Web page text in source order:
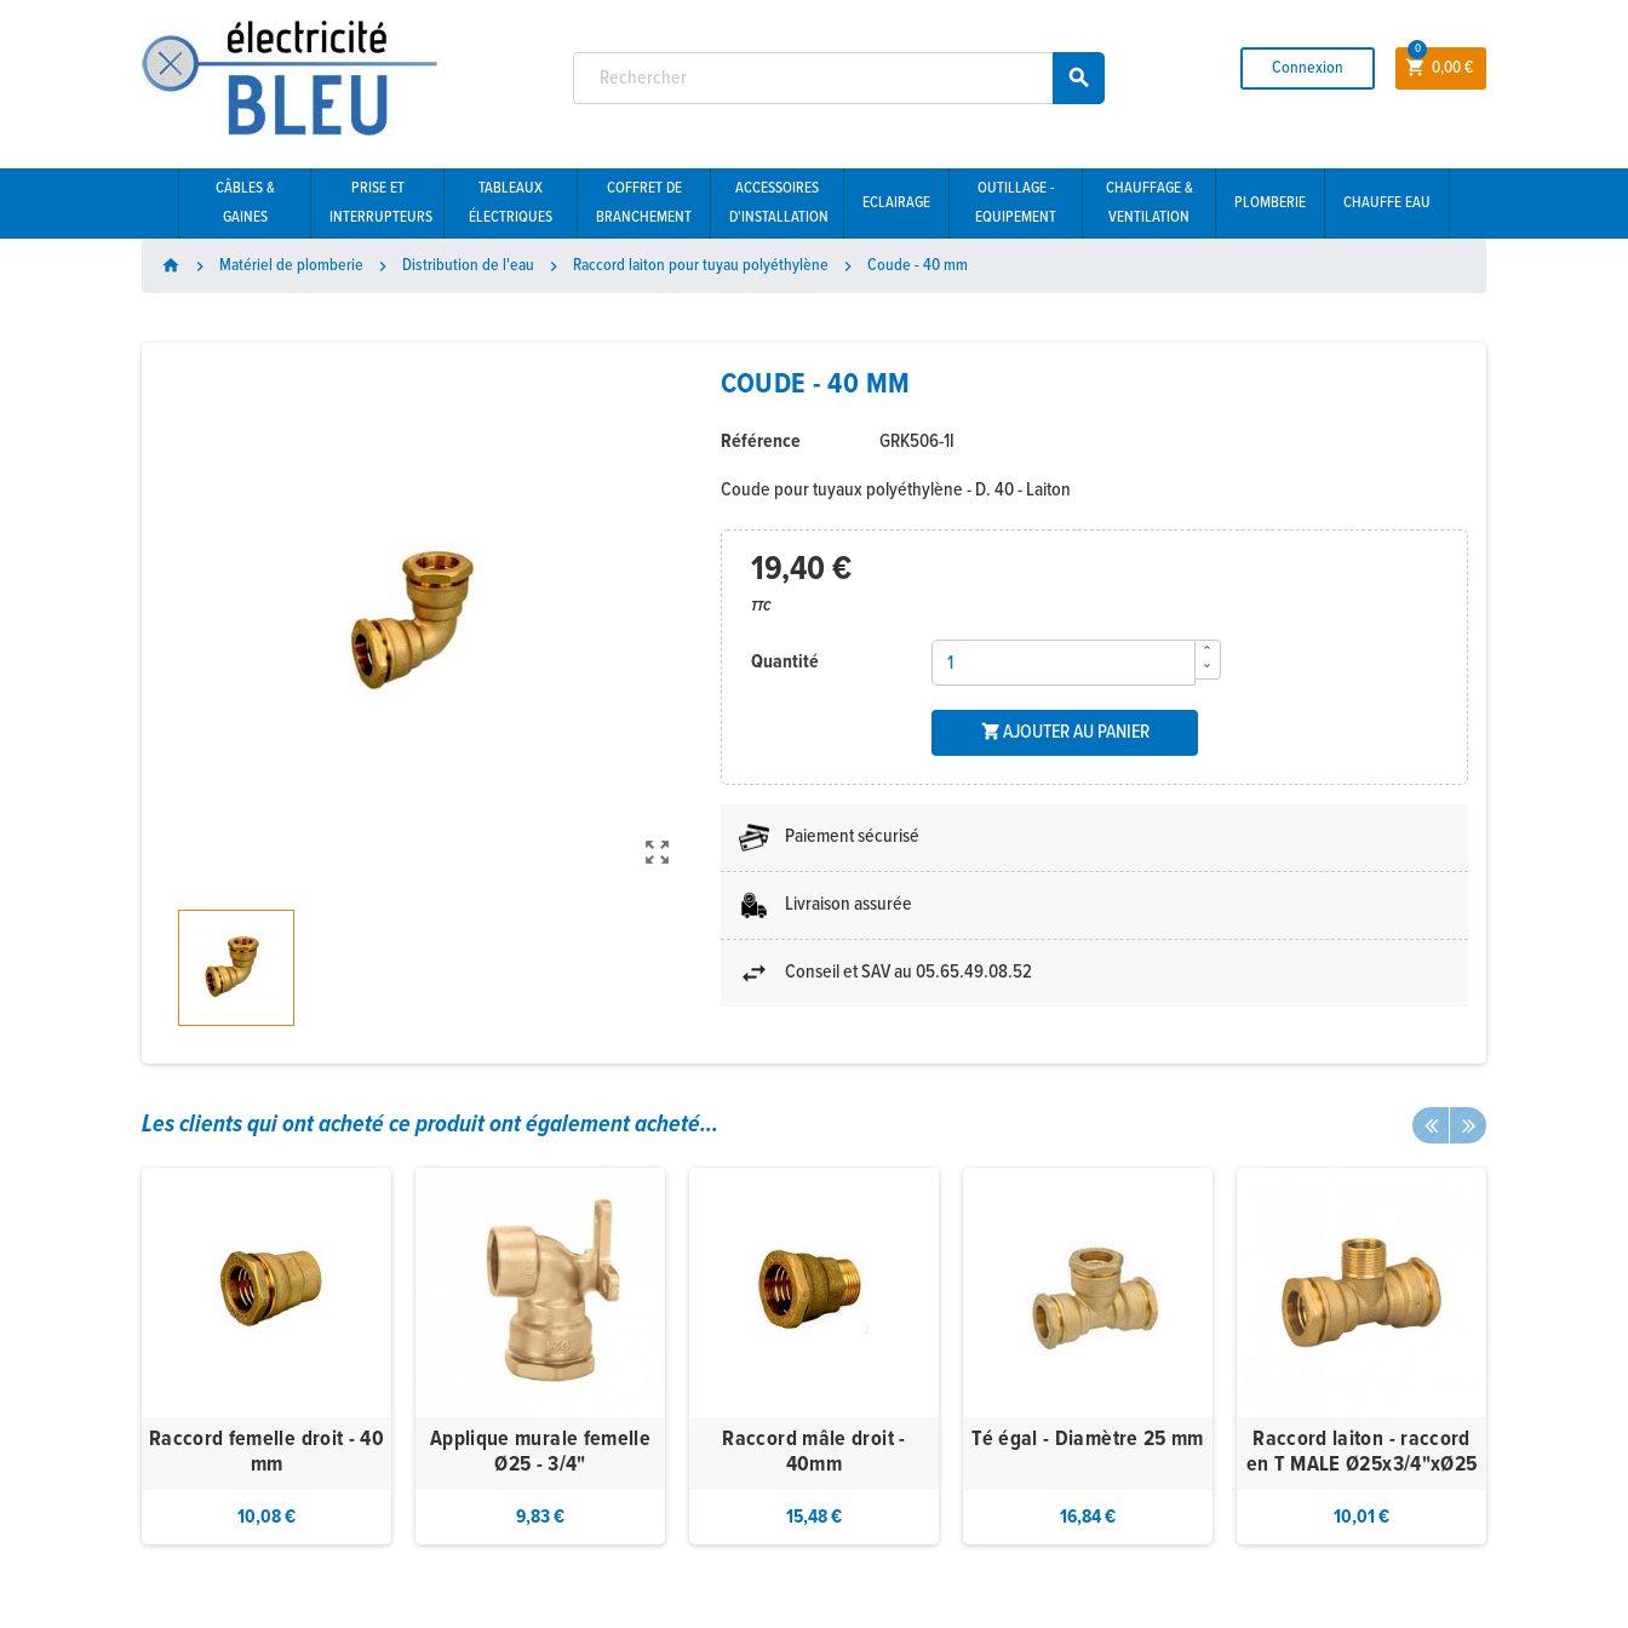
 Connexion  0,00 €
0
CÂBLES &
GAINES
PRISE ET
INTERRUPTEURS
TABLEAUX
ÉLECTRIQUES
COFFRET DE
BRANCHEMENT
ACCESSOIRES
D'INSTALLATION
ECLAIRAGE
OUTILLAGE -
EQUIPEMENT
CHAUFFAGE &
VENTILATION
PLOMBERIE CHAUFFE EAU
home  Matériel de plomberie  Distribution de l'eau  Raccord laiton pour tuyau polyéthylène  Coude - 40 mm

COUDE - 40 MM
Référence
GRK506-1I
Coude pour tuyaux polyéthylène - D. 40 - Laiton
19,40 €
TTC
Quantité
AJOUTER AU PANIER
Paiement sécurisé
Livraison assurée
Conseil et SAV au 05.65.49.08.52
Les clients qui ont acheté ce produit ont également acheté...
Raccord femelle droit - 40
mm
10,08 €
Applique murale femelle
Ø25 - 3/4"
9,83 €
Raccord mâle droit -
40mm
15,48 €
Té égal - Diamètre 25 mm
16,84 €
Raccord laiton - raccord
en T MALE Ø25x3/4"xØ25
10,01 €